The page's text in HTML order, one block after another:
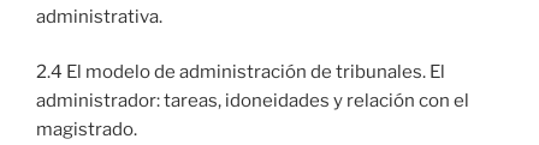
administrativa.
2.4 El modelo de administración de tribunales. El
administrador: tareas, idoneidades y relación con el
magistrado.